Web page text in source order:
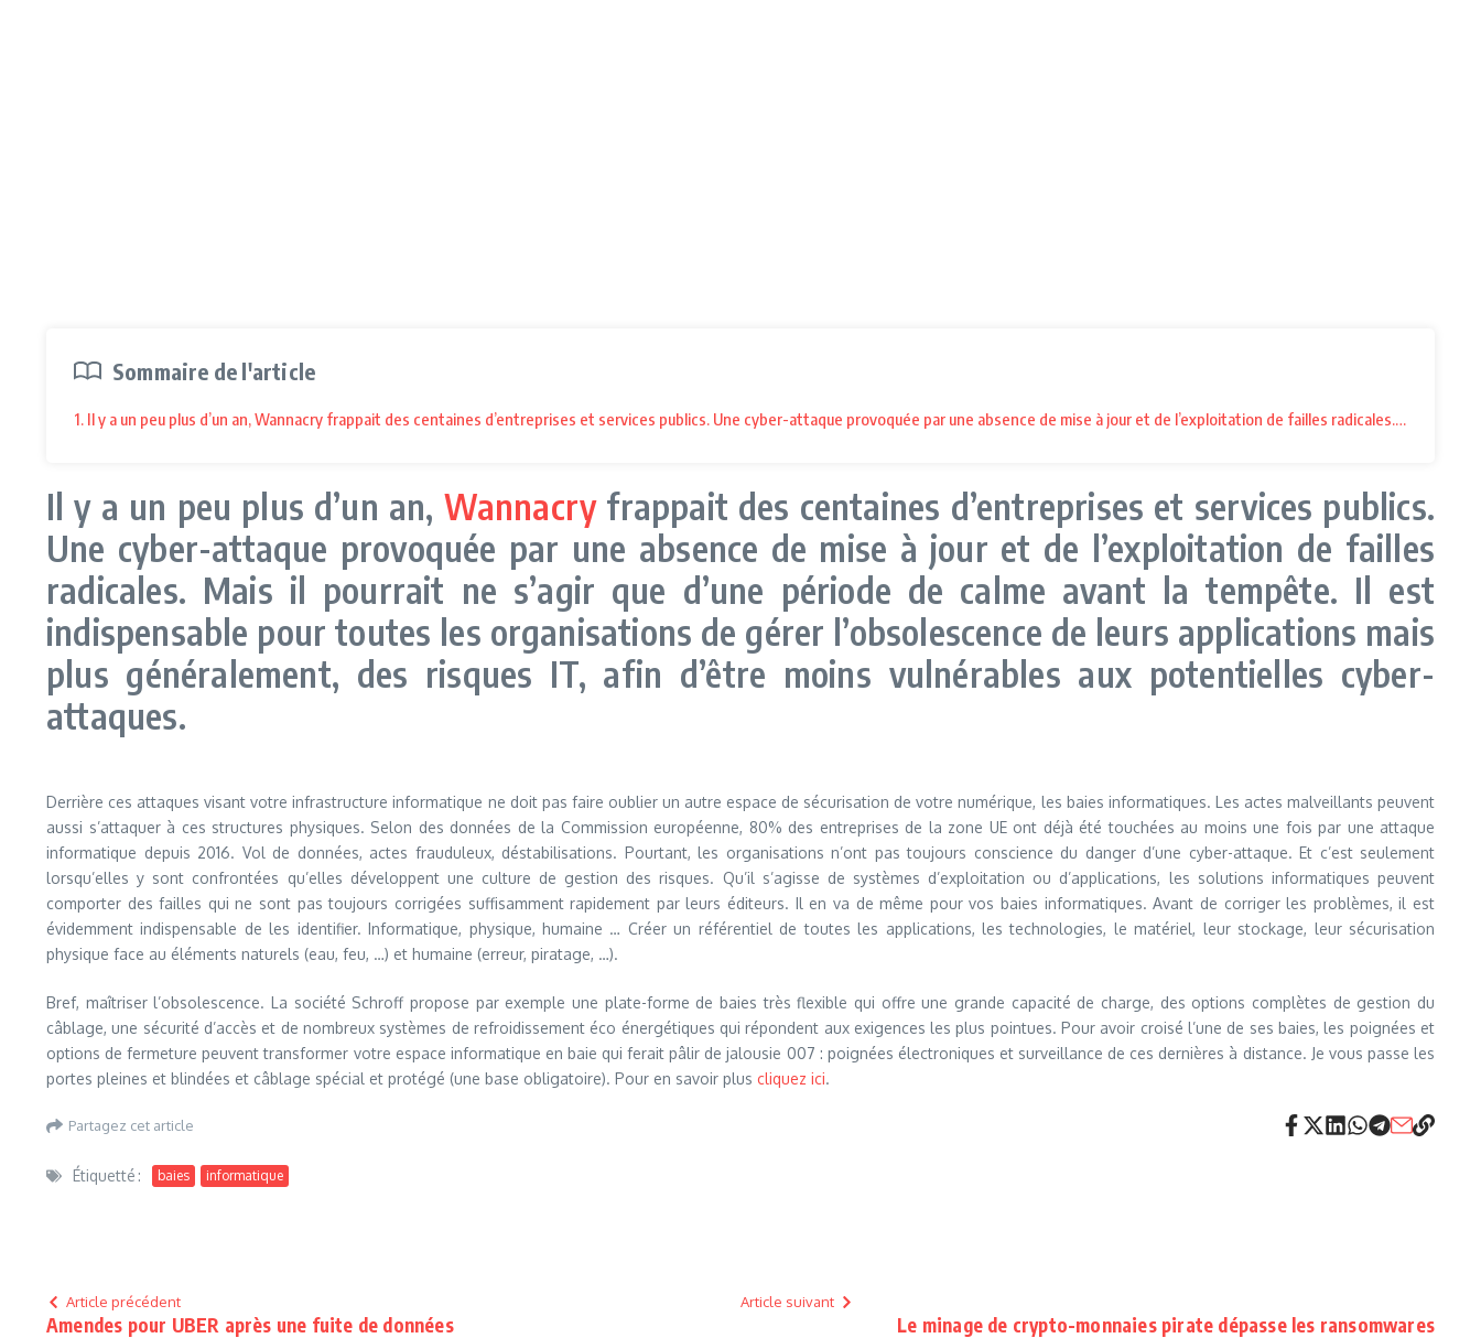
Sommaire de l'article
1. Il y a un peu plus d’un an, Wannacry frappait des centaines d’entreprises et services publics. Une cyber-attaque provoquée par une absence de mise à jour et de l’exploitation de failles radicales. Mais
Il y a un peu plus d’un an, Wannacryfrappait des centaines d’entreprises et services publics.
Une cyber-attaque provoquée par une absence de mise à jour et de l’exploitation de failles
radicales. Mais il pourrait ne s’agir que d’une période de calme avant la tempête. Il est
indispensable pour toutes les organisations de gérer l’obsolescence de leurs applications mais
plus généralement, des risques IT, afin d’être moins vulnérables aux potentielles cyber-
attaques.
Derrière ces attaques visant votre infrastructure informatique ne doit pas faire oublier un autre espace de sécurisation de votre numérique, les baies informatiques. Les actes malveillants peuvent
aussi s’attaquer à ces structures physiques. Selon des données de la Commission européenne, 80% des entreprises de la zone UE ont déjà été touchées au moins une fois par une attaque
informatique depuis 2016. Vol de données, actes frauduleux, déstabilisations. Pourtant, les organisations n’ont pas toujours conscience du danger d’une cyber-attaque. Et c’est seulement
lorsqu’elles y sont confrontées qu’elles développent une culture de gestion des risques. Qu’il s’agisse de systèmes d’exploitation ou d’applications, les solutions informatiques peuvent
comporter des failles qui ne sont pas toujours corrigées suffisamment rapidement par leurs éditeurs. Il en va de même pour vos baies informatiques. Avant de corriger les problèmes, il est
évidemment indispensable de les identifier. Informatique, physique, humaine … Créer un référentiel de toutes les applications, les technologies, le matériel, leur stockage, leur sécurisation
physique face au éléments naturels (eau, feu, …) et humaine (erreur, piratage, …).
Bref, maîtriser l’obsolescence. La société Schroff propose par exemple une plate-forme de baies très flexible qui offre une grande capacité de charge, des options complètes de gestion du
câblage, une sécurité d’accès et de nombreux systèmes de refroidissement éco énergétiques qui répondent aux exigences les plus pointues. Pour avoir croisé l’une de ses baies, les poignées et
options de fermeture peuvent transformer votre espace informatique en baie qui ferait pâlir de jalousie 007 : poignées électroniques et surveillance de ces dernières à distance. Je vous passe les
portes pleines et blindées et câblage spécial et protégé (une base obligatoire). Pour en savoir plus cliquez ici.
Partagez cet article
Étiquetté : baies informatique
Article précédent
Amendes pour UBER après une fuite de données
Article suivant
Le minage de crypto-monnaies pirate dépasse les ransomwares